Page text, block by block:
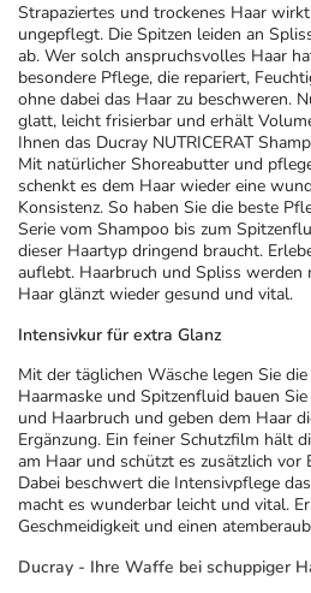
Strapaziertes und trockenes Haar
ungepflegt. Die Spitzen leiden an
ab. Wer solch anspruchsvolles Haar
besondere Pflege, die repariert,
ohne dabei das Haar zu beschweren.
glatt, leicht frisierbar und erhält
Ihnen das Ducray NUTRICERAT
Mit natürlicher Shoreabutter und
schenkt es dem Haar wieder eine
Konsistenz. So haben Sie die beste
Serie vom Shampoo bis zum
dieser Haartyp dringend braucht.
auflebt. Haarbruch und Spliss werden
Haar glänzt wieder gesund und vital.
Intensivkur für extra Glanz
Mit der täglichen Wäsche legen Sie
Haarmaske und Spitzenfluid bauen
und Haarbruch und geben dem Haar
Ergänzung. Ein feiner Schutzfilm hält
am Haar und schützt es zusätzlich
Dabei beschwert die Intensivpflege
macht es wunderbar leicht und vital.
Geschmeidigkeit und einen
Ducray - Ihre Waffe bei schuppiger